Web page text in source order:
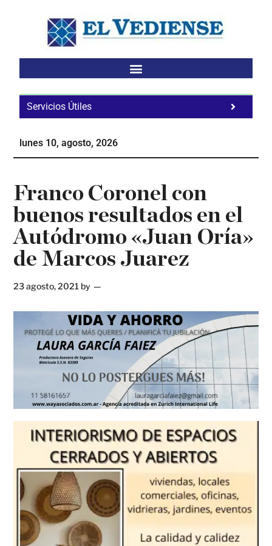
Servicios Útiles
lunes 10, agosto, 2026
Franco Coronel con
buenos resultados en el
Autódromo «Juan Oría»
de Marcos Juarez
23 agosto, 2021 by